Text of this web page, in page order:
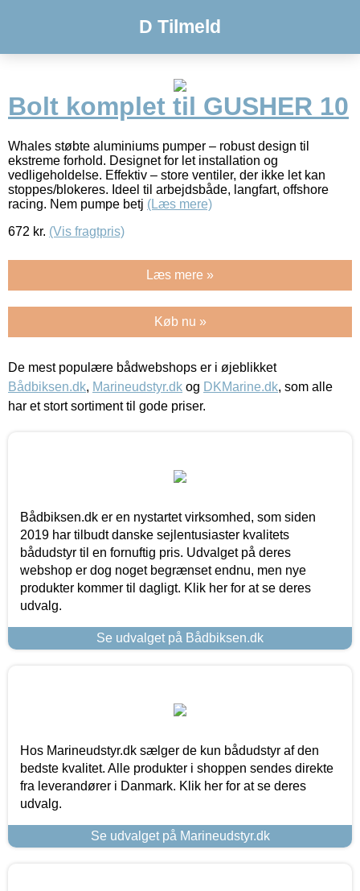
D Tilmeld
Bolt komplet til GUSHER 10
Whales støbte aluminiums pumper – robust design til
ekstreme forhold. Designet for let installation og
vedligeholdelse. Effektiv – store ventiler, der ikke let kan
stoppes/blokeres. Ideel til arbejdsbåde, langfart, offshore
racing. Nem pumpe betj (Læs mere)
672 kr. (Vis fragtpris)
Læs mere »
Køb nu »
De mest populære bådwebshops er i øjeblikket
Bådbiksen.dk, Marineudstyr.dk og DKMarine.dk, som alle
har et stort sortiment til gode priser.
Bådbiksen.dk er en nystartet virksomhed, som siden
2019 har tilbudt danske sejlentusiaster kvalitets
bådudstyr til en fornuftig pris. Udvalget på deres
webshop er dog noget begrænset endnu, men nye
produkter kommer til dagligt. Klik her for at se deres
udvalg.
Se udvalget på Bådbiksen.dk
Hos Marineudstyr.dk sælger de kun bådudstyr af den
bedste kvalitet. Alle produkter i shoppen sendes direkte
fra leverandører i Danmark. Klik her for at se deres
udvalg.
Se udvalget på Marineudstyr.dk